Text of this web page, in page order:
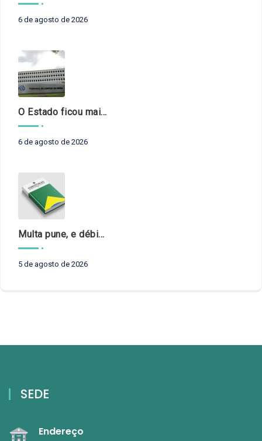
6 de agosto de 2026
O Estado ficou mais complexo. O controle precisa acompanhar
6 de agosto de 2026
Multa pune, e débito recompõe. § 3º do art. 71 da Constituição: um problema de legística formal
5 de agosto de 2026
SEDE
Endereço